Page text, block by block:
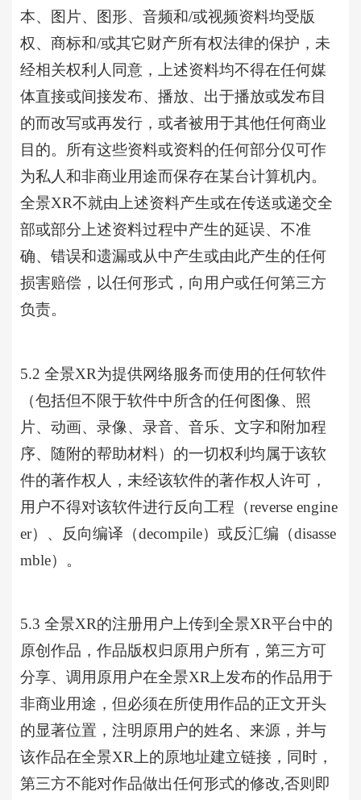
本、图片、图形、音频和/或视频资料均受版
权、商标和/或其它财产所有权法律的保护，未
经相关权利人同意，上述资料均不得在任何媒
体直接或间接发布、播放、出于播放或发布目
的而改写或再发行，或者被用于其他任何商业
目的。所有这些资料或资料的任何部分仅可作
为私人和非商业用途而保存在某台计算机内。
全景XR不就由上述资料产生或在传送或递交全
部或部分上述资料过程中产生的延误、不准
确、错误和遗漏或从中产生或由此产生的任何
损害赔偿，以任何形式，向用户或任何第三方
负责。
5.2 全景XR为提供网络服务而使用的任何软件
（包括但不限于软件中所含的任何图像、照
片、动画、录像、录音、音乐、文字和附加程
序、随附的帮助材料）的一切权利均属于该软
件的著作权人，未经该软件的著作权人许可，
用户不得对该软件进行反向工程（reverse engine
er）、反向编译（decompile）或反汇编（disasse
mble）。
5.3 全景XR的注册用户上传到全景XR平台中的
原创作品，作品版权归原用户所有，第三方可
分享、调用原用户在全景XR上发布的作品用于
非商业用途，但必须在所使用作品的正文开头
的显著位置，注明原用户的姓名、来源，并与
该作品在全景XR上的原地址建立链接，同时，
第三方不能对作品做出任何形式的修改,否则即